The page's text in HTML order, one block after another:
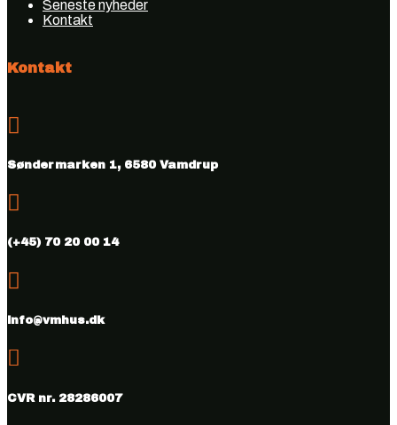
Seneste nyheder
Kontakt
Kontakt

Søndermarken 1, 6580 Vamdrup

(+45) 70 20 00 14

info@vmhus.dk

CVR nr. 28286007